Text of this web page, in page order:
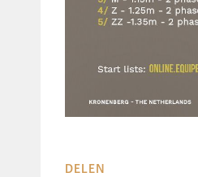
DELEN